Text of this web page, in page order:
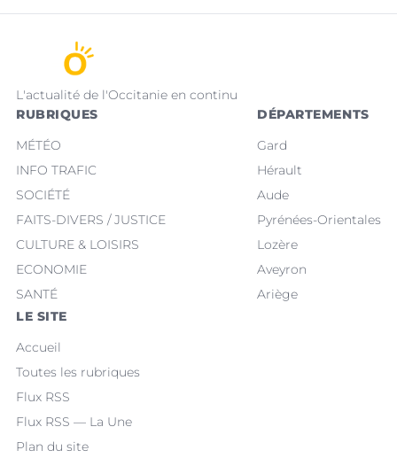
L'actualité de l'Occitanie en continu
RUBRIQUES
MÉTÉO
INFO TRAFIC
SOCIÉTÉ
FAITS-DIVERS / JUSTICE
CULTURE & LOISIRS
ECONOMIE
SANTÉ
DÉPARTEMENTS
Gard
Hérault
Aude
Pyrénées-Orientales
Lozère
Aveyron
Ariège
LE SITE
Accueil
Toutes les rubriques
Flux RSS
Flux RSS — La Une
Plan du site